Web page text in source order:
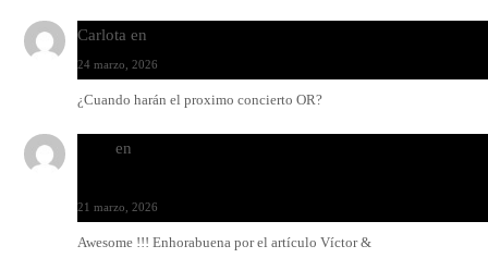
Carlota en
24 marzo, 2026
¿Cuando harán el proximo concierto OR?
en
21 marzo, 2026
Awesome !!! Enhorabuena por el artículo Víctor &